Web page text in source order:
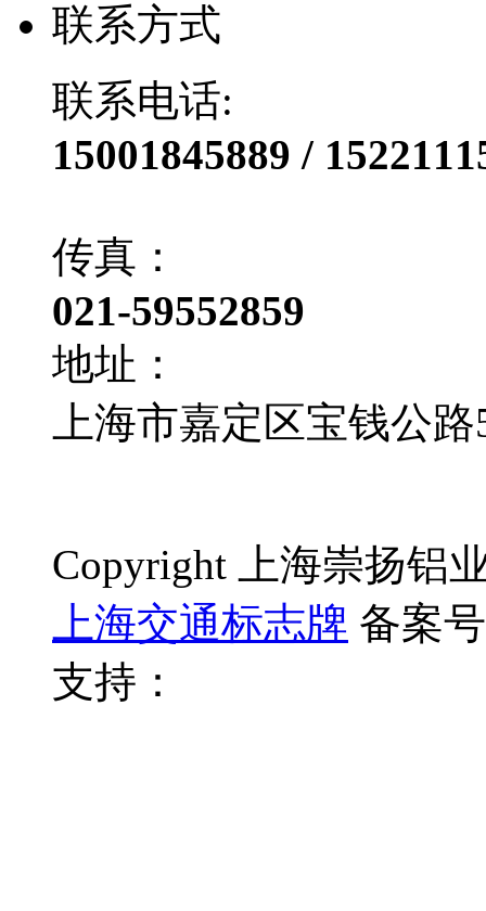
联系方式
联系电话:
15001845889 /
传真：
021-59552859
地址：
上海市嘉定区宝钱公
Copyright 上海崇扬
上海交通标志牌 备案
支持：